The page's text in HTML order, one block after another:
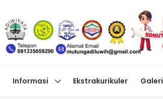
Informasi Ekstrakurikuler Galeri